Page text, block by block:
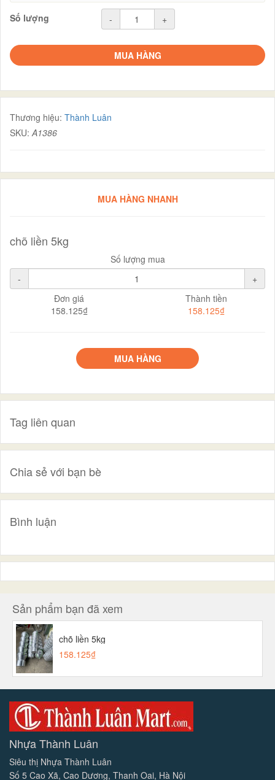
Số lượng - +
MUA HÀNG
Thương hiệu: Thành Luân
SKU:A1386
MUA HÀNG NHANH
chõ liền 5kg
Số lượng mua
-
+
Đơn giá
158.125₫
Thành tiền
158.125₫
MUA HÀNG
Tag liên quan
Chia sẻ với bạn bè
Bình luận
Sản phẩm bạn đã xem
chõ liền 5kg
158.125₫
Nhựa Thành Luân
Siêu thị Nhựa Thành Luân
Số 5 Cao Xã, Cao Dương, Thanh Oai, Hà Nội